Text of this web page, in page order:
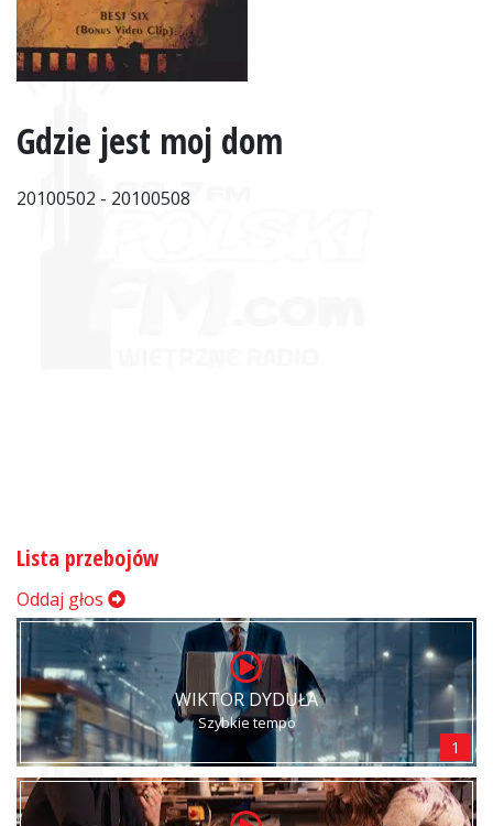
Gdzie jest moj dom
20100502 - 20100508
Lista przebojów
Oddaj głos
WIKTOR DYDUŁA
Szybkie tempo
1